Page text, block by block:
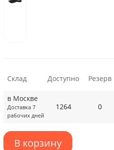
Склад Доступно Резерв
в Москве
Доставка 7
рабочих дней
1264 0
В корзину